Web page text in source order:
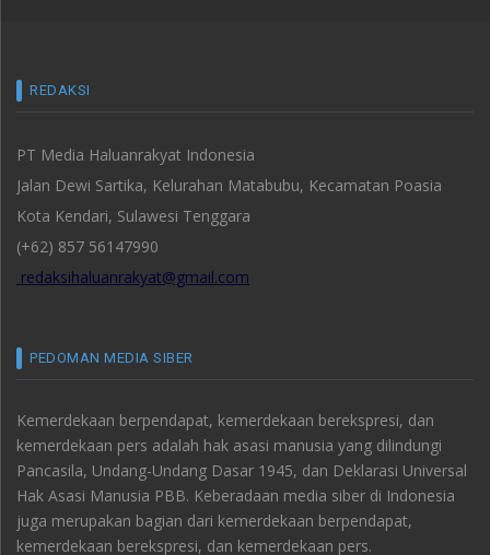
REDAKSI
PT Media Haluanrakyat Indonesia
Jalan Dewi Sartika, Kelurahan Matabubu, Kecamatan Poasia
Kota Kendari, Sulawesi Tenggara
(+62) 857 56147990
redaksihaluanrakyat@gmail.com
PEDOMAN MEDIA SIBER
Kemerdekaan berpendapat, kemerdekaan berekspresi, dan
kemerdekaan pers adalah hak asasi manusia yang dilindungi
Pancasila, Undang-Undang Dasar 1945, dan Deklarasi Universal
Hak Asasi Manusia PBB. Keberadaan media siber di Indonesia
juga merupakan bagian dari kemerdekaan berpendapat,
kemerdekaan berekspresi, dan kemerdekaan pers.